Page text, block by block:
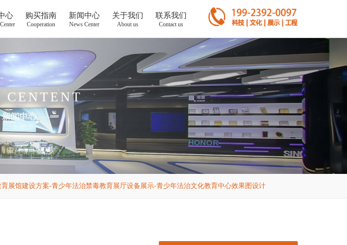
心 购买指南
Cooperation
新闻中心
News Center
关于我们
About us
联系我们
Contact us
CENTENT
新闻中心 ——
展馆建设方案-青少年法治禁毒教育展厅设备展示-青少年法治文化教育中心效果图设计